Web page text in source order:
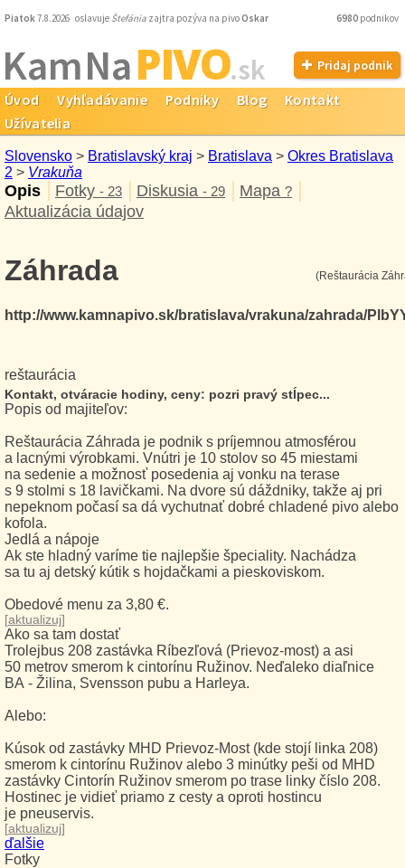
Piatok7.8.2026 oslavuje Štefánia zajtra pozýva na pivoOskar 6980 podnikov
Kam NaPIVO.sk Pridaj podnik
Úvod Vyhľadávanie Podniky Blog
Kontakt
Užívatelia
Slovensko > Bratislavský kraj > Bratislava > Okres Bratislava
2 > Vrakuňa
Opis Fotky - 23 Diskusia - 29 Mapa ?
Aktualizácia údajov
Záhrada
http://www.kamnapivo.sk/bratislava/vrakuna/zahrada/
reštaurácia
(Reštaurácia
Kontakt, otváracie hodiny, ceny: pozri pravý stĺpec...
Popis od majiteľov:
Reštaurácia Záhrada je podnik s príjemnou atmosférou
a lacnými výrobkami. Vnútri je 10 stolov so 45 miestami
na sedenie a možnosť posedenia aj vonku na terase
s 9 stolmi s 18 lavičkami. Na dvore sú dáždniky, takže aj pri
nepeknom počasí sa dá vychutnať dobré chladené pivo alebo
kofola.
Jedlá a nápoje
Ak ste hladný varíme tie najlepšie špeciality. Nachádza
sa tu aj detský kútik s hojdačkami a pieskoviskom.
Obedové menu za 3,80 €.
[aktualizuj]
Ako sa tam dostať
Trolejbus 208 zastávka Ríbezľová (Prievoz-most) a asi
50 metrov smerom k cintorínu Ružinov. Neďaleko diaľnice
BA - Žilina, Svensson pubu a Harleya.
Alebo:
Kúsok od zastávky MHD Prievoz-Most (kde stojí linka 208)
smerom k cintorínu Ružinov alebo 3 minútky peši od MHD
zastávky Cintorín Ružinov smerom po trase linky číslo 208.
Hostinec je vidieť priamo z cesty a oproti hostincu
je pneuservis.
[aktualizuj]
ďalšie
Fotky